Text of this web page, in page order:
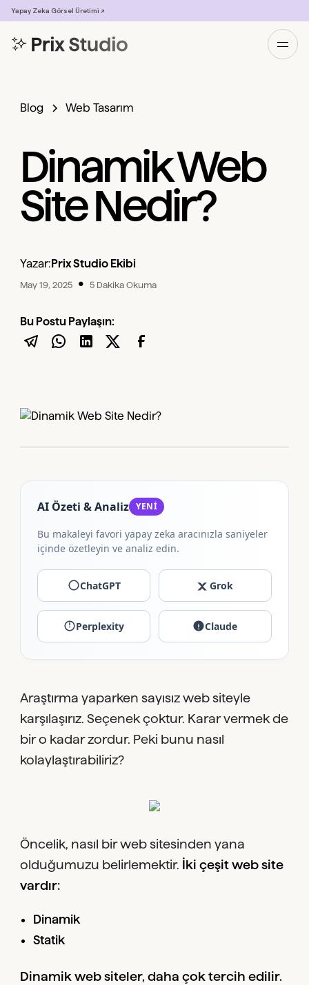
Yapay Zeka Görsel Üretimi ↗
Blog Web Tasarım
Dinamik Web
Site Nedir?
Yazar: Prix Studio Ekibi
May 19, 2025 • 5 Dakika Okuma
Bu Postu Paylaşın:
AI Özeti & Analiz YENİ
Bu makaleyi favori yapay zeka aracınızla saniyeler
içinde özetleyin ve analiz edin.
ChatGPT Grok
Perplexity Claude
Araştırma yaparken sayısız web siteyle
karşılaşırız. Seçenek çoktur. Karar vermek de
bir o kadar zordur. Peki bunu nasıl
kolaylaştırabiliriz?
Öncelik, nasıl bir web sitesinden yana
olduğumuzu belirlemektir. İki çeşit web site
vardır:
Dinamik
Statik
Dinamik web siteler, daha çok tercih edilir.